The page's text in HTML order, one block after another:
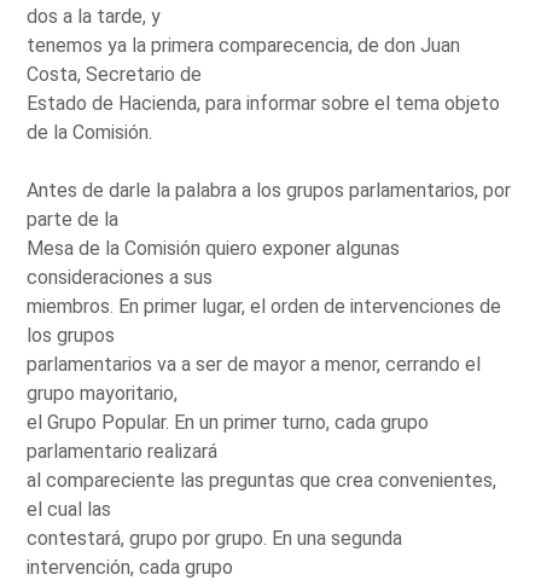
dos a la tarde, y
tenemos ya la primera comparecencia, de don Juan
Costa, Secretario de
Estado de Hacienda, para informar sobre el tema objeto
de la Comisión.
Antes de darle la palabra a los grupos parlamentarios, por
parte de la
Mesa de la Comisión quiero exponer algunas
consideraciones a sus
miembros. En primer lugar, el orden de intervenciones de
los grupos
parlamentarios va a ser de mayor a menor, cerrando el
grupo mayoritario,
el Grupo Popular. En un primer turno, cada grupo
parlamentario realizará
al compareciente las preguntas que crea convenientes,
el cual las
contestará, grupo por grupo. En una segunda
intervención, cada grupo